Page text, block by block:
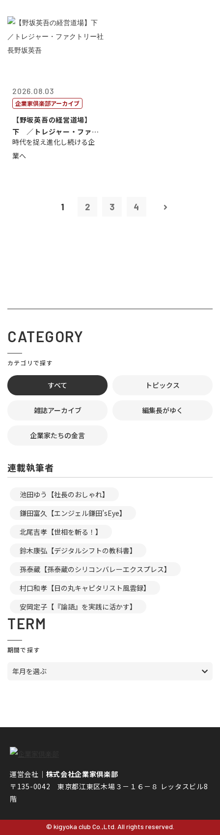
2026.08.03
企業家倶楽部アーカイブ
【野坂英吾の経営道場】
下 ／トレジャー・ファク
トリー社長野坂...
時代を捉え進化し続ける企
業へ
1 2 3 4
CATEGORY
カテゴリで探す
すべて トピックス
雑誌アーカイブ 編集長がゆく
企業家たちの金言
連載執筆者
池田ゆう【社長のおしゃれ】
鎌田富久【エンジェル鎌田’sEye】
北尾吉孝【世相を斬る！】
鈴木康弘【デジタルシフトの教科書】
孫泰蔵【孫泰蔵のシリコンバレーエクスプレス】
村口和孝【日の丸キャピタリスト風雲録】
安岡定子【『論語』を実践に活かす】
TERM
期間で探す
年月を選ぶ
運営会社｜ 株式会社企業家倶楽部
〒135-0042 東京都江東区木場３－１６－８ レッタスビル8
階
© kigyoka club Co.,Ltd. All rights reserved.